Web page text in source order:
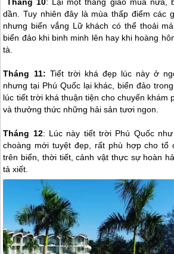
dần. Tuy nhiên đây là mùa thấp điểm các
nhưng biển vắng Lữ khách có thể thoải
biển đảo khi binh minh lên hay khi hoàng
tà.
Tháng 11: Tiết trời khá đẹp lúc này ở
nhưng tại Phú Quốclại khác, biển đảo
lúc tiết trời khá thuận tiện cho chuyến khám
và thưởng thức những hải sản tươi ngon.
Tháng 12: Lúc này tiết trời Phú Quốcnhư
choàng mới tuyệt đẹp, rất phù hợp cho tổ
trên biển, thời tiết, cảnh vật thực sự hoàn
tả xiết.